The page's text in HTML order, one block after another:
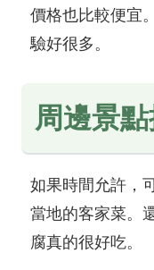
價格也比較便宜
驗好很多。
周邊景
如果時間允許，
當地的客家菜。
腐真的很好吃。